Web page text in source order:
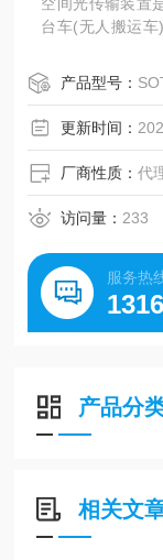
台车(无人搬运车
产品型号：
更新时间：
厂商性质：代
访问量： 233
服务热
产品分
相关文